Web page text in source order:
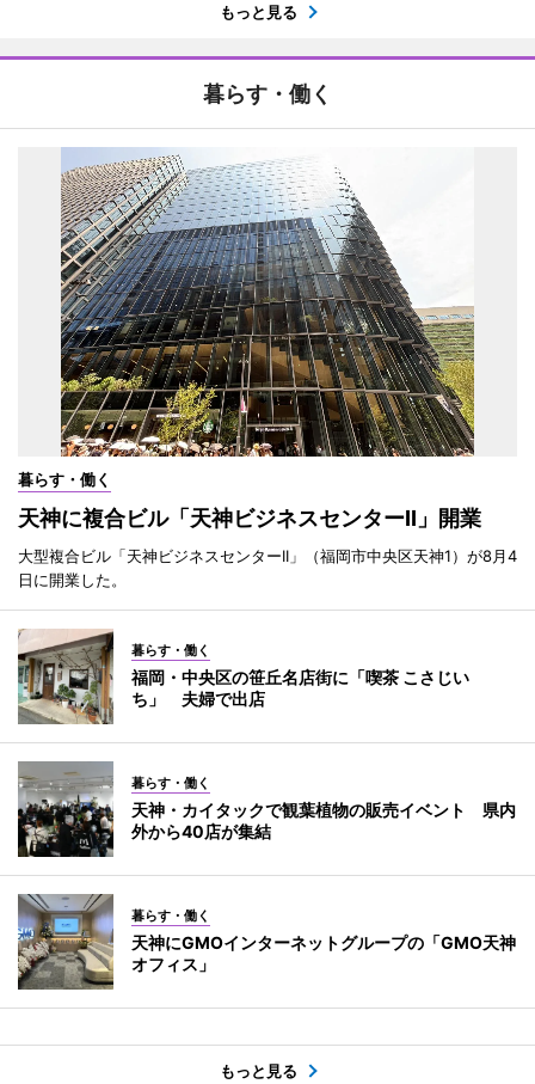
もっと見る
暮らす・働く
暮らす・働く
天神に複合ビル「天神ビジネスセンターII」開業
大型複合ビル「天神ビジネスセンターII」（福岡市中央区天神1）が8月4
日に開業した。
暮らす・働く
福岡・中央区の笹丘名店街に「喫茶 こさじい
ち」 夫婦で出店
暮らす・働く
天神・カイタックで観葉植物の販売イベント 県内
外から40店が集結
暮らす・働く
天神にGMOインターネットグループの「GMO天神
オフィス」
もっと見る